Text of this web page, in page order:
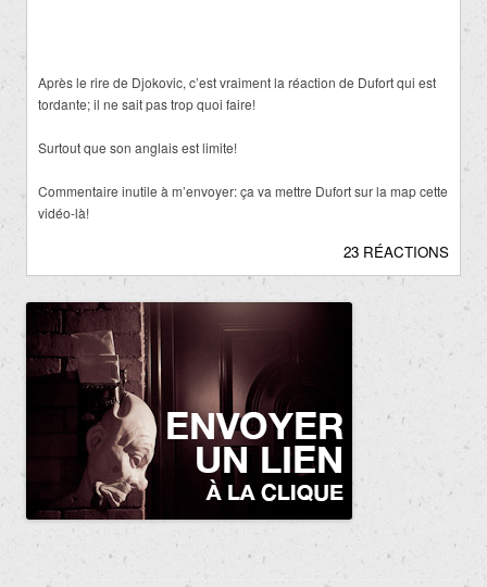
Après le rire de Djokovic, c’est vraiment la réaction de Dufort qui est
tordante; il ne sait pas trop quoi faire!
Surtout que son anglais est limite!
Commentaire inutile à m’envoyer: ça va mettre Dufort sur la map cette
vidéo-là!
23 RÉACTIONS